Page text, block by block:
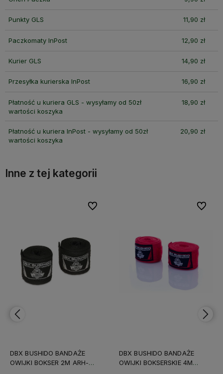
Punkty GLS 11,90 zł
Paczkomaty InPost 12,90 zł
Kurier GLS 14,90 zł
Przesyłka kurierska InPost 16,90 zł
Płatność u kuriera GLS - wysyłamy od 50zł
wartości koszyka
18,90 zł
Płatność u kuriera InPost - wysyłamy od 50zł
wartości koszyka
20,90 zł
Inne z tej kategorii
DBX BUSHIDO BANDAŻE
OWIJKI BOKSERSKIE 4M
Do ulubionych
Do ulubionych
DBX BUSHIDO BANDAŻE
OWIJKI BOKSERSKIE 4M
Do
Do